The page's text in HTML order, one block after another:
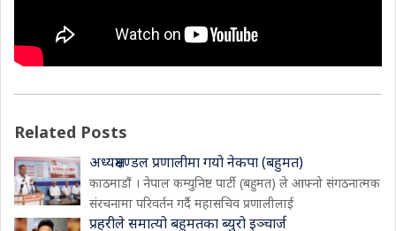
Related Posts
अध्यक्षमण्डल प्रणालीमा गयो नेकपा (बहुमत)
काठमाडौं । नेपाल कम्युनिष्ट पार्टी (बहुमत) ले आफ्नो संगठनात्मक
संरचनामा परिवर्तन गर्दै महासचिव प्रणालीलाई
प्रहरीले समात्यो बहुमतका ब्युरो इञ्चार्ज